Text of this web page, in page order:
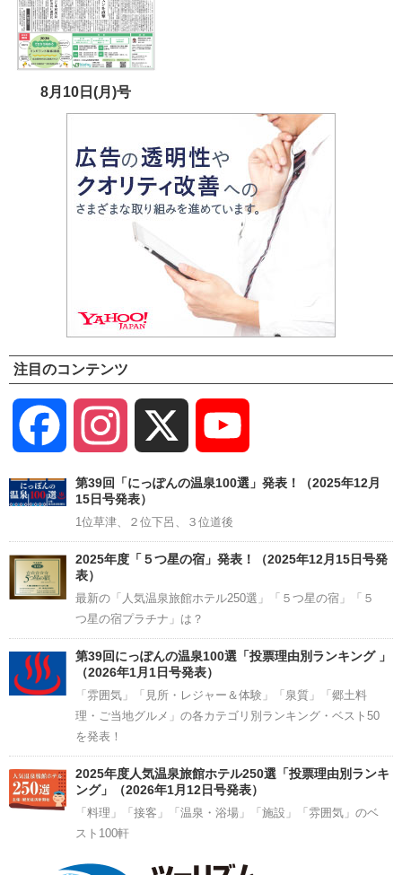
8月10日(月)号
注目のコンテンツ
Facebook Instagram
Channel
第39回「にっぽんの温泉100選」発表！（2025年12月
15日号発表）
1位草津、２位下呂、３位道後
2025年度「５つ星の宿」発表！（2025年12月15日号発
表）
最新の「人気温泉旅館ホテル250選」「５つ星の宿」「５
つ星の宿プラチナ」は？
第39回にっぽんの温泉100選「投票理由別ランキング 」
（2026年1月1日号発表）
「雰囲気」「見所・レジャー＆体験」「泉質」「郷土料
理・ご当地グルメ」の各カテゴリ別ランキング・ベスト50
を発表！
2025年度人気温泉旅館ホテル250選「投票理由別ランキ
ング」（2026年1月12日号発表）
「料理」「接客」「温泉・浴場」「施設」「雰囲気」のベ
スト100軒